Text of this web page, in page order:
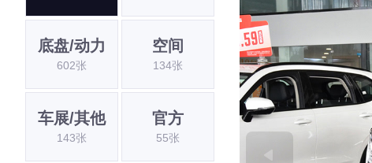
底盘/动力
602张
空间
134张
车展/其他
143张
官方
55张